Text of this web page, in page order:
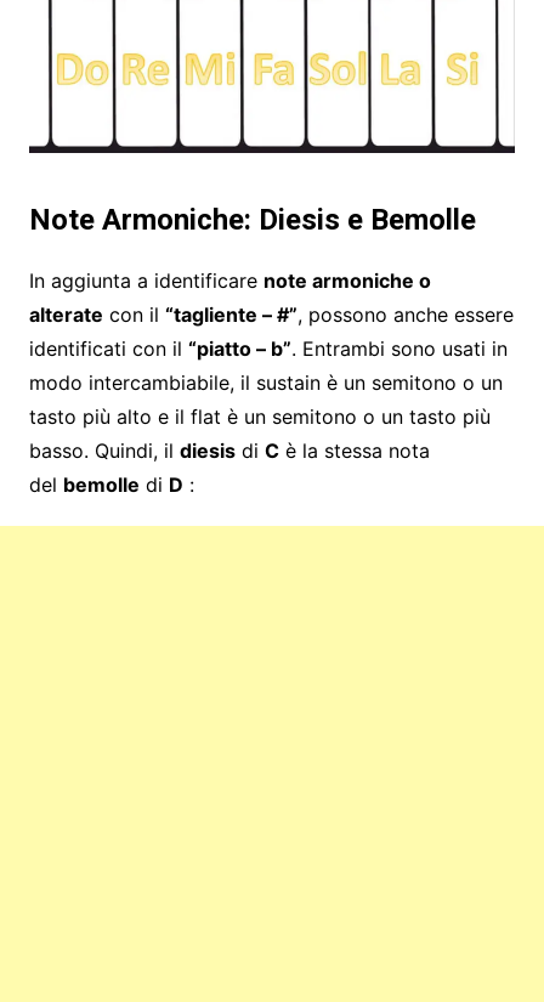
Note Armoniche: Diesis e Bemolle
In aggiunta a identificare note armoniche o
alterate con il “tagliente – #”, possono anche essere
identificati con il “piatto – b”. Entrambi sono usati in
modo intercambiabile, il sustain è un semitono o un
tasto più alto e il flat è un semitono o un tasto più
basso. Quindi, il diesisdi Cè la stessa nota
del bemolle di D :